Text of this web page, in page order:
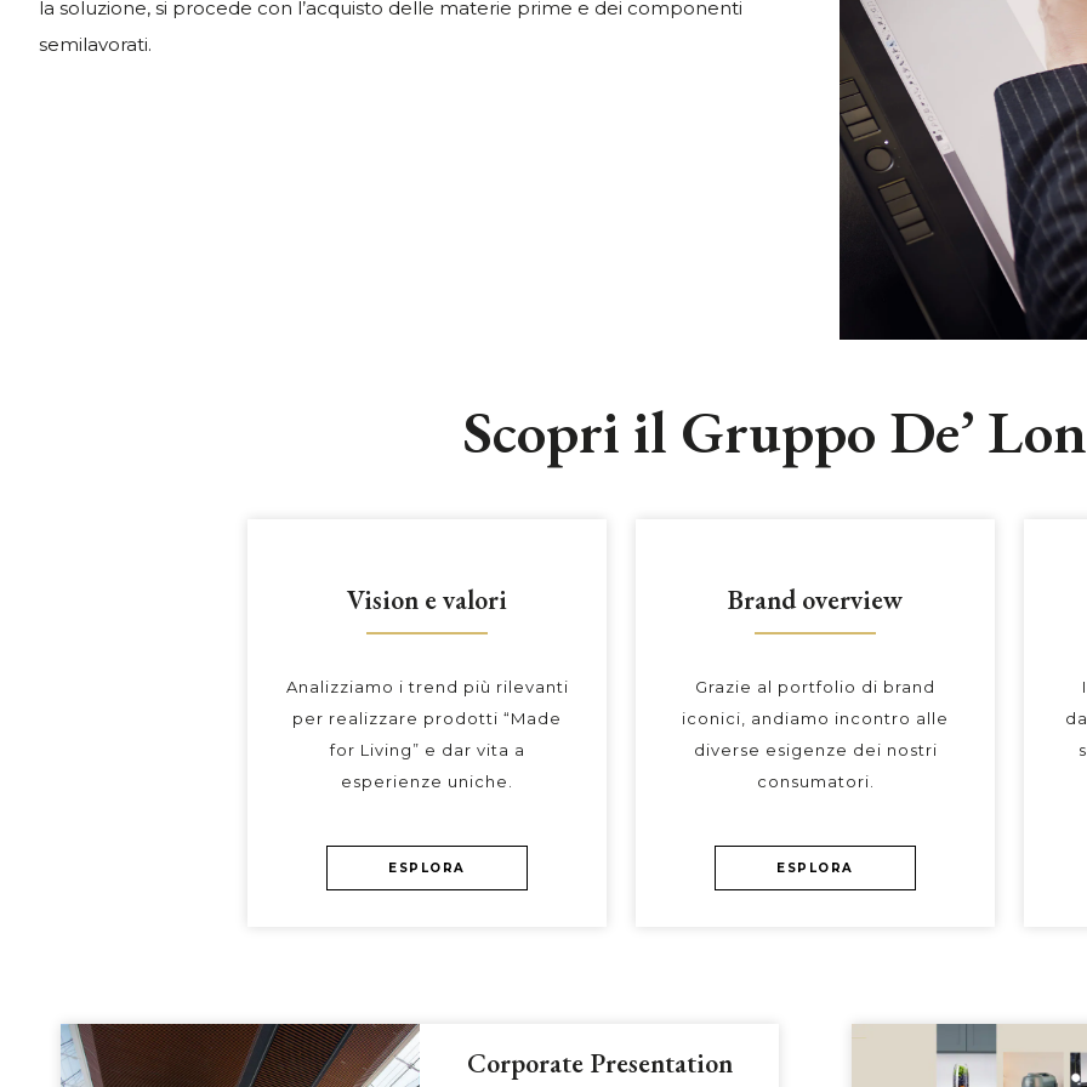
la soluzione, si procede con l’acquisto delle materie prime e dei componenti
semilavorati.
Scopri il Gruppo De’
Vision e valori
Analizziamo i trend più rilevanti
per realizzare prodotti “Made
for Living” e dar vita a
esperienze uniche.
ESPLORA
Brand overview
Grazie al portfolio di brand
iconici, andiamo incontro alle
diverse esigenze dei nostri
consumatori.
ESPLORA
Corporate Presentation